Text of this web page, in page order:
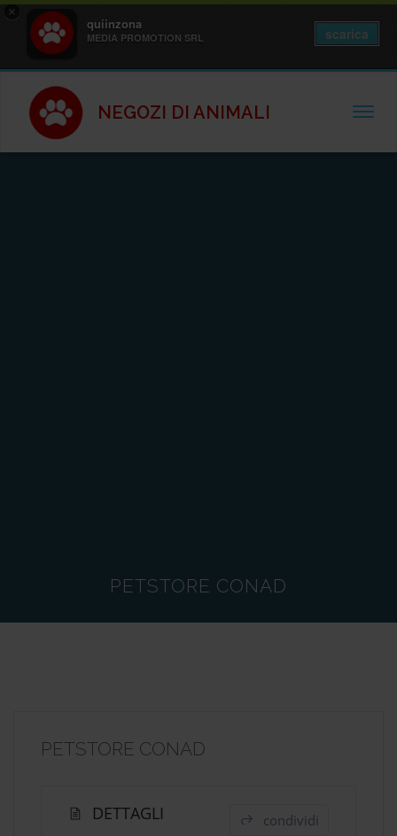
×
quiinzona
MEDIA PROMOTION SRL scarica
NEGOZI DI ANIMALI
PETSTORE CONAD
PETSTORE CONAD
DETTAGLI condividi